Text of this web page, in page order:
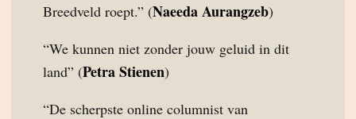
Breedveld roept.” (Naeeda Aurangzeb)
“We kunnen niet zonder jouw geluid in dit
land” (Petra Stienen)
“De scherpste online columnist van